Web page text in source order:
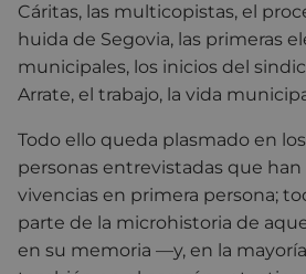
Cáritas, las multicopistas, el
huida de Segovia, las primeras
municipales, los inicios del
Arrate, el trabajo, la vida
Todo ello queda plasmado en
personas entrevistadas que han
vivencias en primera persona;
parte de la microhistoria de
en su memoria —y, en la